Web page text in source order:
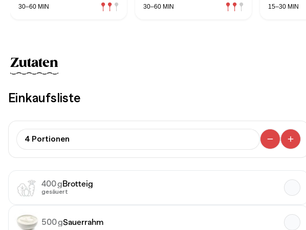
30–60 MIN 30–60 MIN 15–30 MIN
Zutaten